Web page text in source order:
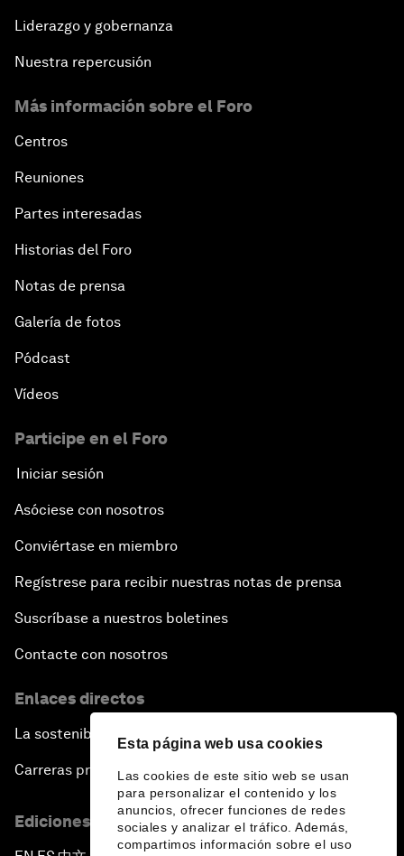
Esta página web usa cookies
Las cookies de este sitio web se usan
para personalizar el contenido y los
anuncios, ofrecer funciones de redes
sociales y analizar el tráfico. Además,
compartimos información sobre el uso
Liderazgo y gobernanza
Nuestra repercusión
Más información sobre el Foro
Centros
Reuniones
Partes interesadas
Historias del Foro
Notas de prensa
Galería de fotos
Pódcast
Vídeos
Participe en el Foro
Iniciar sesión
Asóciese con nosotros
Conviértase en miembro
Regístrese para recibir nuestras notas de prensa
Suscríbase a nuestros boletines
Contacte con nosotros
Enlaces directos
La sostenibilidad en el Foro
Carreras profesionales
Ediciones en otros idiomas